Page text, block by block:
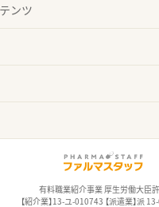
ンツ
有料職業紹介事業 厚生労働大臣
【紹介業】13-ユ-010743 【派遣業】派